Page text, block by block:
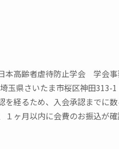
本高齢者虐待防止学会 学会事
玉県さいたま市桜区神田313-1
経るため、入会承認までに
ヶ月以内に会費のお振込が